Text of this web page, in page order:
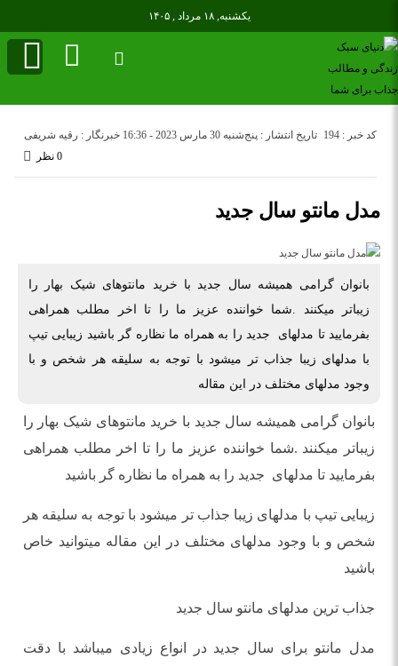
یکشنبه, ۱۸ مرداد , ۱۴۰۵
تاریخ انتشار : پنج‌شنبه 30 مارس 2023 - 16:36 خبرنگار : رقیه شریفی
کد خبر : 194
0 نظر
مدل مانتو سال جدید
بانوان گرامی همیشه سال جدید با خرید مانتوهای شیک بهار را
زیباتر میکنند .شما خواننده عزیز ما را تا اخر مطلب همراهی
بفرمایید تا مدلهای جدید را به همراه ما نظاره گر باشید زیبایی تیپ
با مدلهای زیبا جذاب تر میشود با توجه به سلیقه هر شخص و با
وجود مدلهای مختلف در این مقاله
بانوان گرامی همیشه سال جدید با خرید مانتوهای شیک بهار را
زیباتر میکنند .شما خواننده عزیز ما را تا اخر مطلب همراهی
بفرمایید تا مدلهای جدید را به همراه ما نظاره گر باشید
زیبایی تیپ با مدلهای زیبا جذاب تر میشود با توجه به سلیقه هر
شخص و با وجود مدلهای مختلف در این مقاله میتوانید خاص
باشید
جذاب ترین مدلهای مانتو سال جدید
مدل مانتو برای سال جدید در انواع زیادی میباشد با دقت